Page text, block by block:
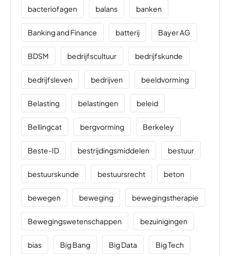
bacteriofagen balans banken
Banking and Finance batterij Bayer AG
BDSM bedrijfscultuur bedrijfskunde
bedrijfsleven bedrijven beeldvorming
Belasting belastingen beleid
Bellingcat bergvorming Berkeley
Beste-ID bestrijdingsmiddelen bestuur
bestuurskunde bestuursrecht beton
bewegen beweging bewegingstherapie
Bewegingswetenschappen bezuinigingen
bias Big Bang Big Data Big Tech